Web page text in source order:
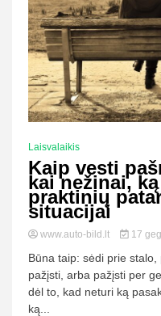
Laisvalaikis
Kaip vesti
kai nežinai,
praktinių
situacijai
www.auto-bild.lt 17
Būna taip: sėdi prie
pažįsti, arba pažįsti per
dėl to, kad neturi ką
ką...